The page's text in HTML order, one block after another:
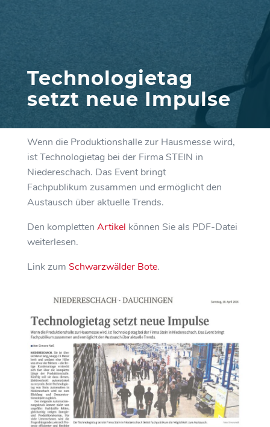
Technologietag
setzt neue Impulse
Wenn die Produktionshalle zur Hausmesse wird,
ist Technologietag bei der Firma STEIN in
Niedereschach. Das Event bringt
Fachpublikum zusammen und ermöglicht den
Austausch über aktuelle Trends.
Den kompletten Artikel können Sie als PDF-Datei
weiterlesen.
Link zum Schwarzwälder Bote.